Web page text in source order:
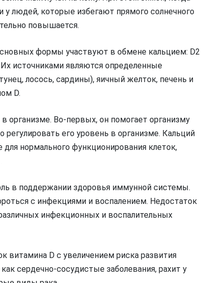
у людей, которые избегают прямого солнечного
повышается.
формы участвуют в обмене кальцием: D2
источниками являются определенные
лосось, сардины), яичный желток, печень и
D.
Во-первых, он помогает организму
его уровень в организме. Кальций
нормального функционирования клеток,
в поддержании здоровья иммунной системы.
с инфекциями и воспалением. Недостаток
инфекционных и воспалительных
витамина D с увеличением риска развития
сердечно-сосудистые заболевания, рахит у